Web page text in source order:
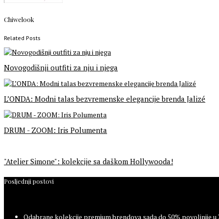
Chiwelook
Related Posts
Novogodišnji outfiti za nju i njega
L’ONDA: Modni talas bezvremenske elegancije brenda Jalizé
DRUM - ZOOM: Iris Polumenta
"Atelier Simone": kolekcije sa daškom Hollywooda!
Posljednji postovi
Odabrane kolekcije premium brendova sada do 50% povoljnije u